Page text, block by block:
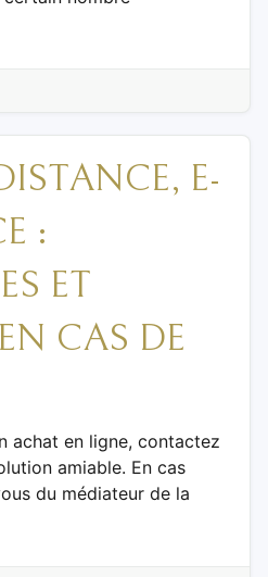
E-
:
ET
CAS DE
achat en ligne, contactez
amiable. En cas
du médiateur de la